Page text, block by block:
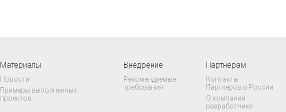
Материалы
Новости
Примеры выполненных
проектов
Внедрение
Рекомендуемые
требования
Партнерам
Контакты
Партнеров в России
О компании
разработчике